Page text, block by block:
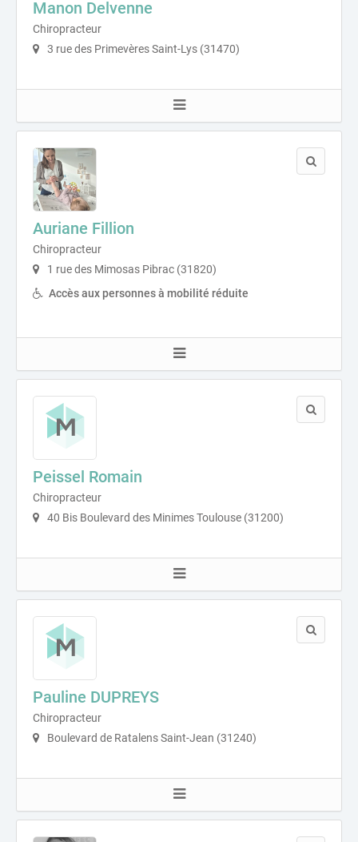
Manon Delvenne
Chiropracteur
3 rue des Primevères Saint-Lys (31470)
Auriane Fillion
Chiropracteur
1 rue des Mimosas Pibrac (31820)
Accès aux personnes à mobilité réduite
Peissel Romain
Chiropracteur
40 Bis Boulevard des Minimes Toulouse (31200)
Pauline DUPREYS
Chiropracteur
Boulevard de Ratalens Saint-Jean (31240)